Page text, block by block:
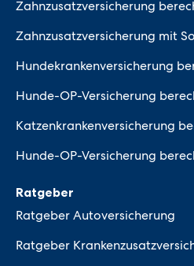
Zahnzusatzversicherung
Zahnzusatzversicherung mit
Hundekrankenversicherung
Hunde-OP-Versicherung
Katzenkrankenversicherung
Hunde-OP-Versicherung
Ratgeber
Ratgeber Autoversicherung
Ratgeber